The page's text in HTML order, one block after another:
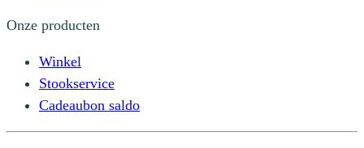
Onze producten
Winkel
Stookservice
Cadeaubon saldo